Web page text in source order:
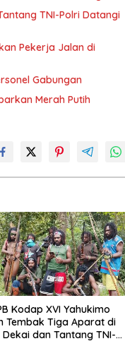
TNI-Polri Datangi
Pekerja Jalan di
Gabungan
Merah Putih
Kodap XVI Yahukimo
Tembak Tiga Aparat di
dan Tantang TNI-